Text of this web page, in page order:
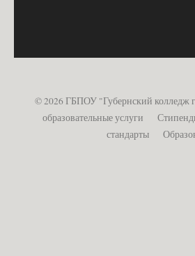
© 2026 ГБПОУ "Губернский колледж
образовательные услуги
стандарты